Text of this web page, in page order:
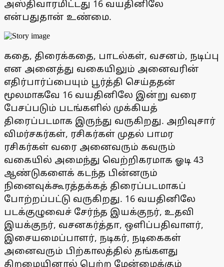
அஸ்திவாரமிட்டது 16 வயதினிலே
என்பதுதான் உண்மை.
கதை, திரைக்கதை, பாடல்கள், வசனம், நடிப்பு
என அனைத்து வகையிலும் அனைவரின்
எதிர்பார்ப்பையும் பூர்த்தி செய்ததன்
மூலமாகவே 16 வயதினிலே இன்று வரை
பேசப்படும் படங்களில் முக்கியத்
திரைப்படமாக இருந்து வருகிறது. அறிவுசார்
விமர்சகர்கள், ரசிகர்கள் முதல் பாமர
ரசிகர்கள் வரை அனைவரும் கவரும்
வகையில் அமைந்து வெற்றிகரமாக ஓடி 43
ஆண்டுகளைக் கடந்த பின்னரும்
நினைவுக்கூரத்தக்கத் திரைப்படமாகப்
போற்றப்பட்டு வருகிறது. 16 வயதினிலே
படக்குழுவைச் சேர்ந்த இயக்குநர், உதவி
இயக்குநர், வசனகர்த்தா, ஒளிப்பதிவாளர்,
இசையமைப்பாளர், நடிகர், நடிகைகள்
அனைவரும் பிற்காலத்தில் தங்களது
திறமையினால் பெற்ற மேன்மைக்கும்